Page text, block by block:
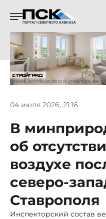
04 июля 2026, 21:16
В
об
воздухе
северо-
Ставрополя
Инспекторский состав